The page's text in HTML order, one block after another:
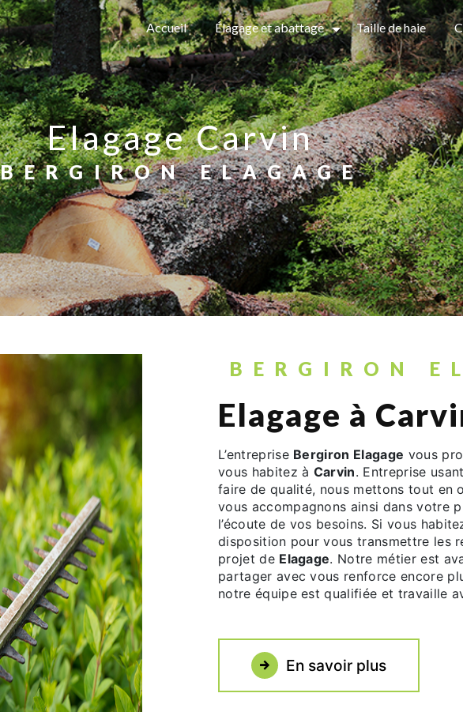
Accueil Élagage et abattage Taille de haie
Elagage Carvin
BERGIRON ELAGAGE
BERGIRON
Elagage à
L’entreprise Bergiron Elagage vous
vous habitez à Carvin. Entreprise
faire de qualité, nous mettons tout en
vous accompagnons ainsi dans votre
l’écoute de vos besoins. Si vous
disposition pour vous transmettre les
projet de Elagage. Notre métier est
partager avec vous renforce encore
notre équipe est qualifiée et travaille
En savoir plus